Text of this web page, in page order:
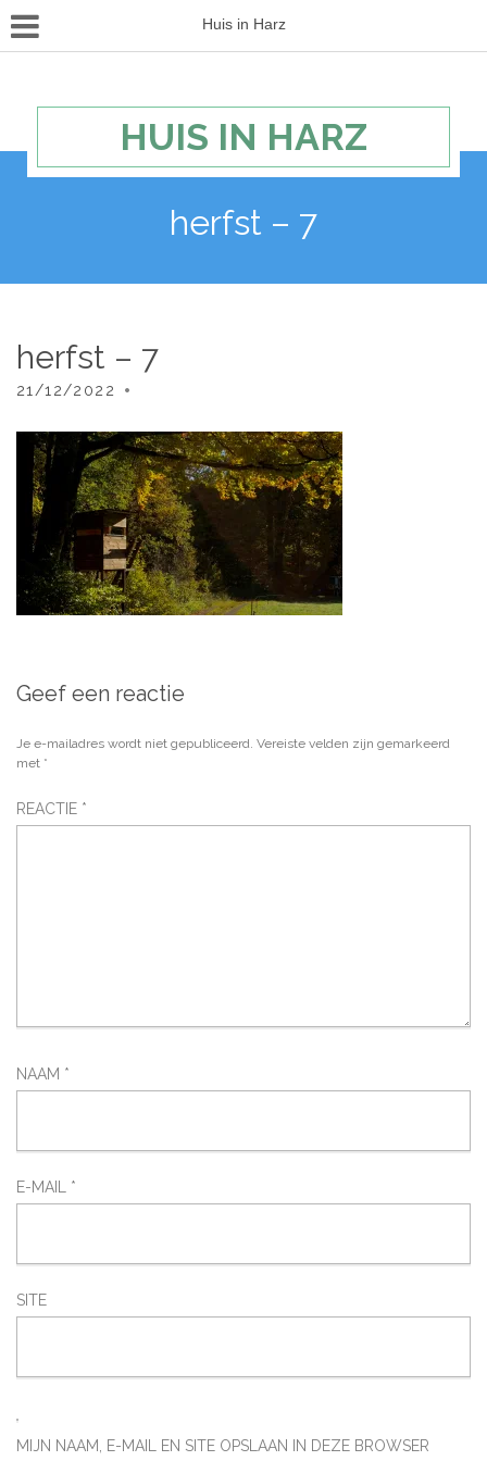
Huis in Harz
HUIS IN HARZ
herfst – 7
herfst – 7
21/12/2022
Geef een reactie
Je e-mailadres wordt niet gepubliceerd. Vereiste velden zijn gemarkeerd
met *
REACTIE *
NAAM *
E-MAIL *
SITE
MIJN NAAM, E-MAIL EN SITE OPSLAAN IN DEZE BROWSER